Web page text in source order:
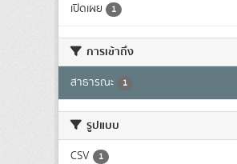
เปิดเผย 1
การเข้าถึง
สาธารณะ 1
รูปแบบ
CSV 1